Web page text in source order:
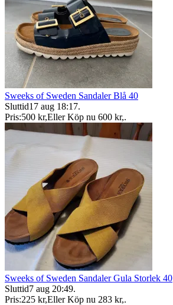
Sweeks of Sweden Sandaler Blå 40
Sluttid17 aug 18:17.
Pris:500 kr,Eller Köp nu 600 kr,.
Sweeks of Sweden Sandaler Gula Storlek 40
Sluttid7 aug 20:49.
Pris:225 kr,Eller Köp nu 283 kr,.